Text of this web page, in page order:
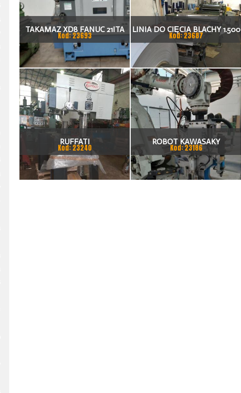
TAKAMAZ XD8 FANUC 21ITA
TOKARKA CNC
Kod: 23693
LINIA DO CIĘCIA BLACHY 1.500
X 1,5 (2,5) MM
Kod: 23687
RUFFATI
Kod: 23240
ROBOT KAWASAKY
Kod: 23186